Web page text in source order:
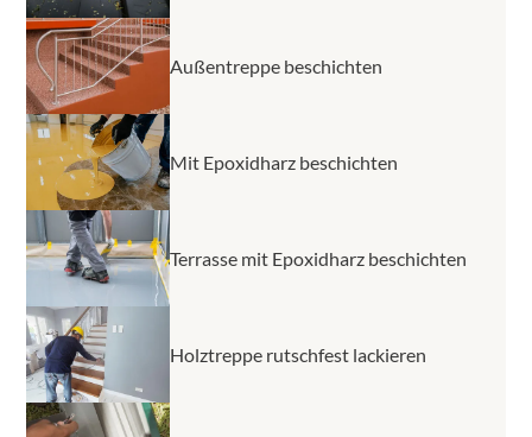
Außentreppe beschichten
Mit Epoxidharz beschichten
Terrasse mit Epoxidharz beschichten
Holztreppe rutschfest lackieren